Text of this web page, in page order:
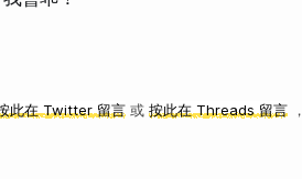
此在 Twitter 留言 或 按此在 Threads 留言